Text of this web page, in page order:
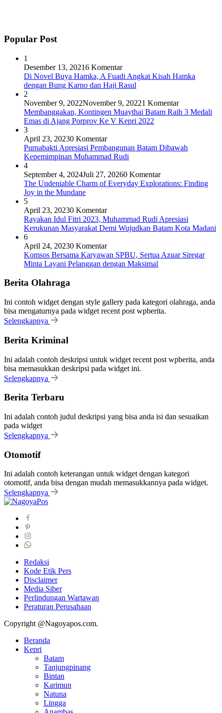
Popular Post
1
Desember 13, 20216 Komentar
Di Novel Buya Hamka, A Fuadi Angkat Kisah Hamka
dengan Bung Karno dan Haji Rasul
2
November 9, 2022November 9, 20221 Komentar
Membanggakan, Kontingen Muaythai Batam Raih 3 Medali
Emas di Ajang Porprov Ke V Kepri 2022
3
April 23, 20230 Komentar
Purnabakti Apresiasi Pembangunan Batam Dibawah
Kepemimpinan Muhammad Rudi
4
September 4, 2024Juli 27, 20260 Komentar
The Undeniable Charm of Everyday Explorations: Finding
Joy in the Mundane
5
April 23, 20230 Komentar
Rayakan Idul Fitri 2023, Muhammad Rudi Apresiasi
Kerukunan Masyarakat Demi Wujudkan Batam Kota Madani
6
April 24, 20230 Komentar
Komsos Bersama Karyawan SPBU, Sertua Azuar Siregar
Minta Layani Pelanggan dengan Maksimal
Berita Olahraga
Ini contoh widget dengan style gallery pada kategori olahraga, anda
bisa mengaturnya pada widget recent post wpberita.
Selengkapnya
Berita Kriminal
Ini adalah contoh deskripsi untuk widget recent post wpberita, anda
bisa memasukkan deskripsi pada widget ini.
Selengkapnya
Berita Terbaru
Ini adalah contoh judul deskripsi yang bisa anda isi dan sesuaikan
pada widget
Selengkapnya
Otomotif
Ini adalah contoh keterangan untuk widget dengan kategori
otomotif, anda bisa dengan mudah memasukkannya pada widget.
Selengkapnya
Redaksi
Kode Etik Pers
Disclaimer
Media Siber
Perlindungan Wartawan
Peraturan Perusahaan
Copyright @Nagoyapos.com.
Beranda
Kepri
Batam
Tanjungpinang
Bintan
Karimun
Natuna
Lingga